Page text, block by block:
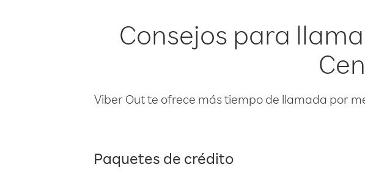
Consejos para
Viber Out te ofrece más tiempo de llamada por
Paquetes de crédito